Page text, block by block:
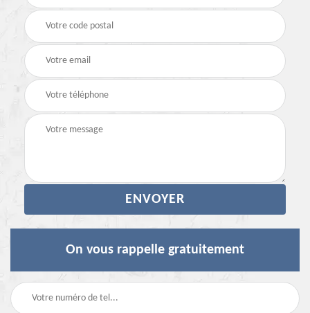
On vous rappelle gratuitement